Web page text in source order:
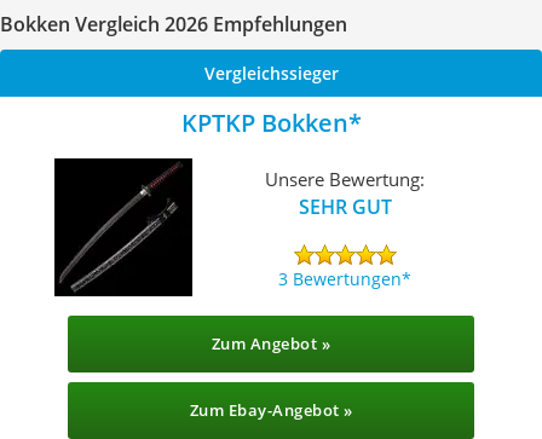
Bokken Vergleich 2026 Empfehlungen
Vergleichssieger
KPTKP Bokken
Unsere Bewertung:
SEHR GUT
3 Bewertungen
Zum Angebot »
Zum Ebay-Angebot »